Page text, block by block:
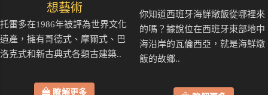
想藝術
托雷多在1986年被評為世界文化
遺產，擁有哥德式、摩爾式、巴
洛克式和新古典式各類古建築..
瞭解更多
你知道西班牙海鮮燉飯從哪裡來
的嗎？據說位在西班牙東部地中
海沿岸的瓦倫西亞，就是海鮮燉
飯的故鄉..